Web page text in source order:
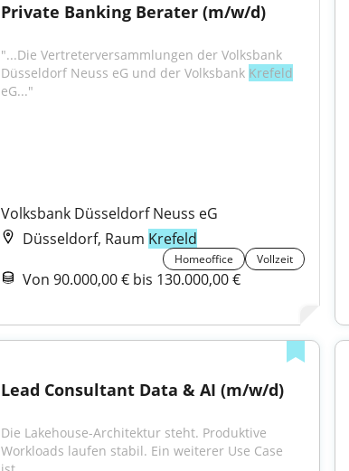
Private Banking Berater (m/w/d)
"...Die Vertreterversammlungen der Volksbank
Düsseldorf Neuss eG und der Volksbank Krefeld
eG..."
Volksbank Düsseldorf Neuss eG
Düsseldorf, Raum Krefeld
Homeoffice Vollzeit
Von 90.000,00 € bis 130.000,00 €
Lead Consultant Data & AI (m/w/d)
Die Lakehouse-Architektur steht. Produktive
Workloads laufen stabil. Ein weiterer Use Case